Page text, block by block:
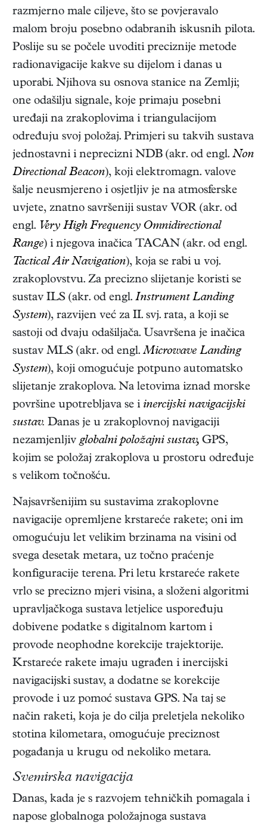
razmjerno male ciljeve, što se povjeravalo
malom broju posebno odabranih iskusnih pilota.
Poslije su se počele uvoditi preciznije metode
radionavigacije kakve su dijelom i danas u
uporabi. Njihova su osnova stanice na Zemlji;
one odašilju signale, koje primaju posebni
uređaji na zrakoplovima i triangulacijom
određuju svoj položaj. Primjeri su takvih sustava
jednostavni i neprecizni NDB (akr. od engl. Non
Directional Beacon), koji elektromagn. valove
šalje neusmjereno i osjetljiv je na atmosferske
uvjete, znatno savršeniji sustav VOR (akr. od
engl. Very High Frequency Omnidirectional
Range) i njegova inačica TACAN (akr. od engl.
Tactical Air Navigation), koja se rabi u voj.
zrakoplovstvu. Za precizno slijetanje koristi se
sustav ILS (akr. od engl. Instrument Landing
System), razvijen već za II. svj. rata, a koji se
sastoji od dvaju odašiljača. Usavršena je inačica
sustav MLS (akr. od engl.Microwave Landing
System), koji omogućuje potpuno automatsko
slijetanje zrakoplova. Na letovima iznad morske
površine upotrebljava se i inercijski navigacijski
sustav. Danas je u zrakoplovnoj navigaciji
nezamjenljivglobalni položajni sustav, GPS,
kojim se položaj zrakoplova u prostoru određuje
s velikom točnošću.
Najsavršenijim su sustavima zrakoplovne
navigacije opremljene krstareće rakete; oni im
omogućuju let velikim brzinama na visini od
svega desetak metara, uz točno praćenje
konfiguracije terena. Pri letu krstareće rakete
vrlo se precizno mjeri visina, a složeni algoritmi
upravljačkoga sustava letjelice uspoređuju
dobivene podatke s digitalnom kartom i
provode neophodne korekcije trajektorije.
Krstareće rakete imaju ugrađen i inercijski
navigacijski sustav, a dodatne se korekcije
provode i uz pomoć sustava GPS. Na taj se
način raketi, koja je do cilja preletjela nekoliko
stotina kilometara, omogućuje preciznost
pogađanja u krugu od nekoliko metara.
Svemirska navigacija
Danas, kada je s razvojem tehničkih pomagala i
napose globalnoga položajnoga sustava